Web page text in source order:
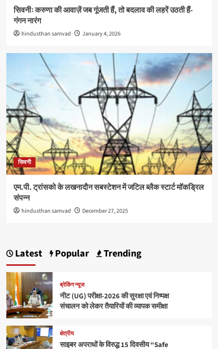
सिवनीः करुणा की आवाज़ें जब गूंजती हैं, तो बदलाव की लहरें उठती हैं-
गंगन नारंग
hindusthan samvad January 4, 2026
सिवनी
एम.पी. ट्रांसको के लखनादौन सबस्टेशन में जटिल ब्लैक स्टार्ट मॉकड्रिल
संपन्न
hindusthan samvad December 27, 2025
Latest Popular Trending
ब्रेकिंग न्यूज
नीट (UG) परीक्षा-2026 की सुरक्षा एवं निष्पक्ष
संचालन को लेकर तैयारियों की व्यापक समीक्षा
क्षेत्रीय
साइबर अपराधों के विरुद्ध 15 दिवसीय “Safe